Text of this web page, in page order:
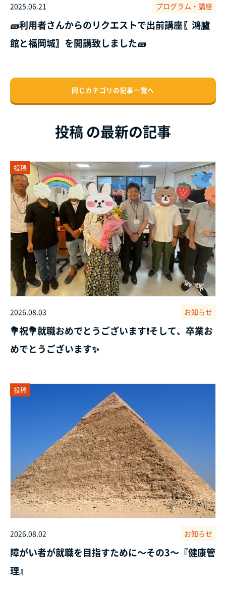
2025.06.21 プログラム・講座
🧱利用者さんからのリクエストで出前講座〖鴻臚
館と福岡城〗を開講致しました🧱
同じカテゴリの記事⼀覧へ
投稿 の最新の記事
投稿
2026.08.03 お知らせ
💐祝💐就職おめでとうございます❗そして、卒業お
めでとうございます✨
投稿
2026.08.02 お知らせ
障がい者が就職を目指すために～その3～『健康管
理』